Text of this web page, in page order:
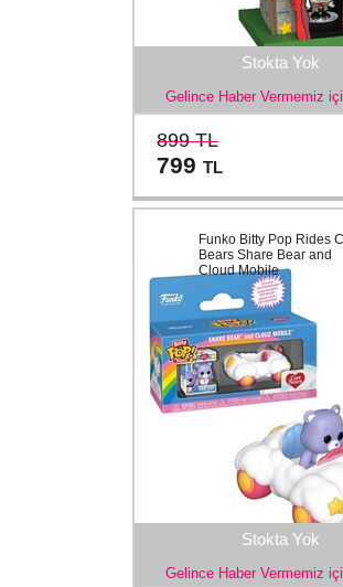
Stokta Yok
Gelince Haber Vermemiz
899 TL
799TL
Stokta Yok
Gelince Haber Vermemiz
Funko Bitty Pop Rides
Bears Share Bear and
Cloud Mobile